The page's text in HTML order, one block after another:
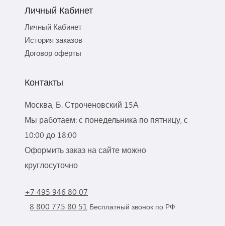
Личный Кабинет
Личный Кабинет
История заказов
Договор оферты
Контакты
Москва, Б. Строченовский 15А
Мы работаем: с понедельника по пятницу, с
10:00 до 18:00
Оформить заказ на сайте можно
круглосуточно
+7 495 946 80 07
8 800 775 80 51 Бесплатный звонок по РФ